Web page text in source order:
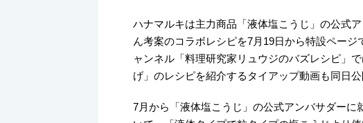
ハナマルキは主力商品「液体塩こうじ」の公式
ん考案のコラボレシピを7月19日から特設ペー
ャンネル「料理研究家リュウジのバズレシピ」
げ」のレシピを紹介するタイアップ動画も同日公
7月から「液体塩こうじ」の公式アンバサダー